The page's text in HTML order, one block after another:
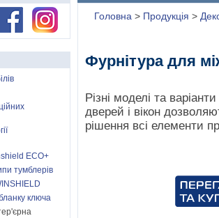
Головна > Продукція >
Фурнітура для
Різні моделі та
дверей і вікон
рішення всі елементи
ECO+
тумблерів
ключа